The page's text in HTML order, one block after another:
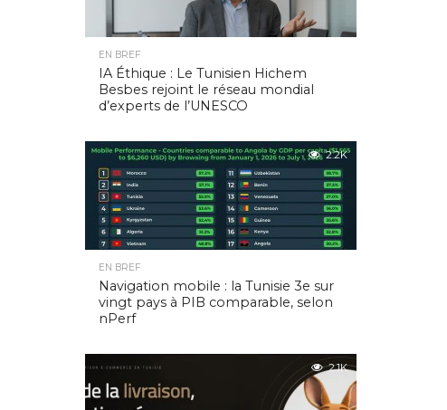
EN BREF
IA Éthique : Le Tunisien Hichem
Besbes rejoint le réseau mondial
d’experts de l’UNESCO
2.2K
EN BREF
Navigation mobile : la Tunisie 3e sur
vingt pays à PIB comparable, selon
nPerf
2.1K